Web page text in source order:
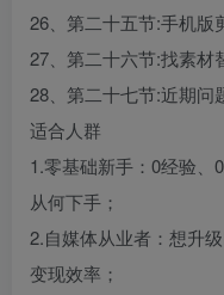
26、第二十五节:手机版
27、第二十六节:找素材
28、第二十七节:近期问
适合人群
1.零基础新手：0经验、
从何下手；
2.自媒体从业者：想升
变现效率；